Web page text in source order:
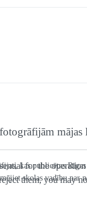
mājas
kas publicētas
skolas vadību par
for the
them, you may